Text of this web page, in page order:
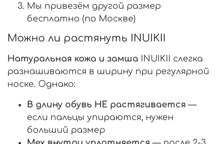
Мы привезём другой размер
бесплатно (по Москве)
Можно ли растянуть INUIKII
Натуральная кожа и замша INUIKII слегка
разнашиваются в ширину при регулярной
носке. Однако:
В длину обувь НЕ растягивается —
если пальцы упираются, нужен
больший размер